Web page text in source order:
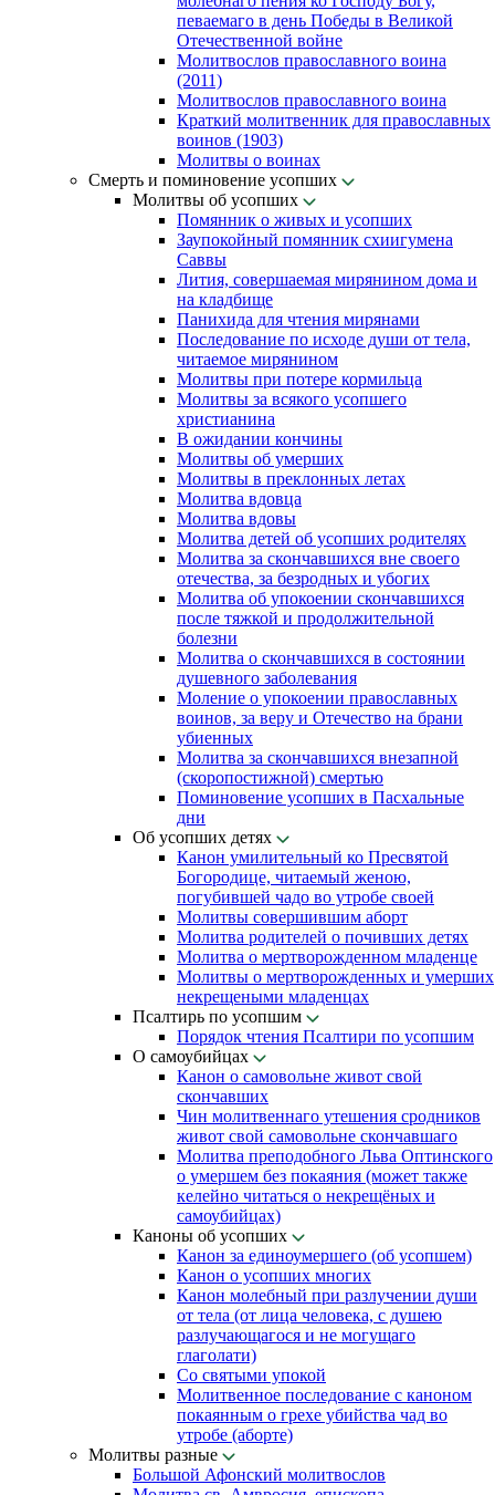
певаемаго в день Победы в Великой
Отечественной войне
Молитвослов православного воина
(2011)
Молитвослов православного воина
Краткий молитвенник для православных
воинов (1903)
Молитвы о воинах
Смерть и поминовение усопших
Молитвы об усопших
Помянник о живых и усопших
Заупокойный помянник схиигумена
Саввы
Лития, совершаемая мирянином дома и
на кладбище
Панихида для чтения мирянами
Последование по исходе души от тела,
читаемое мирянином
Молитвы при потере кормильца
Молитвы за всякого усопшего
христианина
В ожидании кончины
Молитвы об умерших
Молитвы в преклонных летах
Молитва вдовца
Молитва вдовы
Молитва детей об усопших родителях
Молитва за скончавшихся вне своего
отечества, за безродных и убогих
Молитва об упокоении скончавшихся
после тяжкой и продолжительной
болезни
Молитва о скончавшихся в состоянии
душевного заболевания
Моление о упокоении православных
воинов, за веру и Отечество на брани
убиенных
Молитва за скончавшихся внезапной
(скоропостижной) смертью
Поминовение усопших в Пасхальные
дни
Об усопших детях
Канон умилительный ко Пресвятой
Богородице, читаемый женою,
погубившей чадо во утробе своей
Молитвы совершившим аборт
Молитва родителей о почивших детях
Молитва о мертворожденном младенце
Молитвы о мертворожденных и умерших
некрещеными младенцах
Псалтирь по усопшим
Порядок чтения Псалтири по усопшим
О самоубийцах
Канон о самовольне живот свой
скончавших
Чин молитвеннаго утешения сродников
живот свой самовольне скончавшаго
Молитва преподобного Льва Оптинского
о умершем без покаяния (может также
келейно читаться о некрещёных и
самоубийцах)
Каноны об усопших
Канон за единоумершего (об усопшем)
Канон о усопших многих
Канон молебный при разлучении души
от тела (от лица человека, с душею
разлучающагося и не могущаго
глаголати)
Со святыми упокой
Молитвенное последование с каноном
покаянным о грехе убийства чад во
утробе (аборте)
Молитвы разные
Большой Афонский молитвослов